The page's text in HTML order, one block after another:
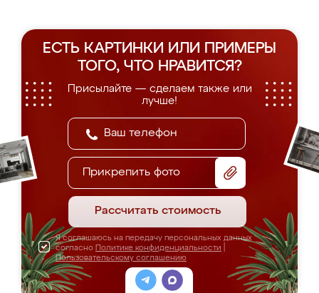
ЕСТЬ КАРТИНКИ ИЛИ ПРИМЕРЫ
ТОГО, ЧТО НРАВИТСЯ?
Присылайте — сделаем также или
лучше!
Прикрепить фото
Рассчитать стоимость
Я соглашаюсь на передачу персональных данных
согласно Политике конфиденциальности
Пользовательскому соглашению